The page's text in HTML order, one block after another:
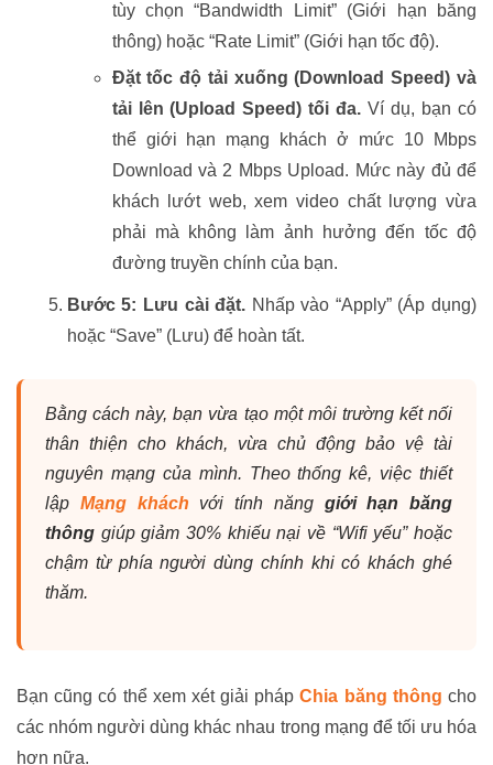
tùy chọn “Bandwidth Limit” (Giới hạn băng
thông) hoặc “Rate Limit” (Giới hạn tốc độ).
Đặt tốc độ tải xuống (Download Speed) và
tải lên (Upload Speed) tối đa. Ví dụ, bạn có
thể giới hạn mạng khách ở mức 10 Mbps
Download và 2 Mbps Upload. Mức này đủ để
khách lướt web, xem video chất lượng vừa
phải mà không làm ảnh hưởng đến tốc độ
đường truyền chính của bạn.
Bước 5: Lưu cài đặt. Nhấp vào “Apply” (Áp dụng)
hoặc “Save” (Lưu) để hoàn tất.
Bằng cách này, bạn vừa tạo một môi trường kết nối
thân thiện cho khách, vừa chủ động bảo vệ tài
nguyên mạng của mình. Theo thống kê, việc thiết
lập Mạng khách với tính năng giới hạn băng
thông giúp giảm 30% khiếu nại về “Wifi yếu” hoặc
chậm từ phía người dùng chính khi có khách ghé
thăm.
Bạn cũng có thể xem xét giải phápChia băng thông cho
các nhóm người dùng khác nhau trong mạng để tối ưu hóa
hơn nữa.